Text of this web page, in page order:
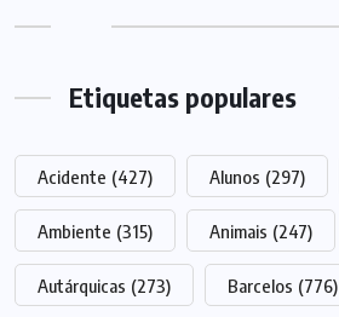
Etiquetas populares
Acidente (427) Alunos (297)
Ambiente (315) Animais (247)
Autárquicas (273) Barcelos (776)